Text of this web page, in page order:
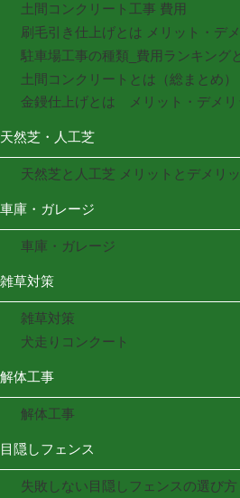
土間コンクリート工事 費用
刷毛引き仕上げとは メリット・デ
駐車場工事の種類_費用ランキング
土間コンクリートとは（総まとめ）
金鏝仕上げとは メリット・デメリ
天然芝・人工芝
天然芝と人工芝 メリットとデメリ
車庫・ガレージ
車庫・ガレージ
雑草対策
雑草対策
犬走りコンクート
解体工事
解体工事
目隠しフェンス
失敗しない目隠しフェンスの選び方